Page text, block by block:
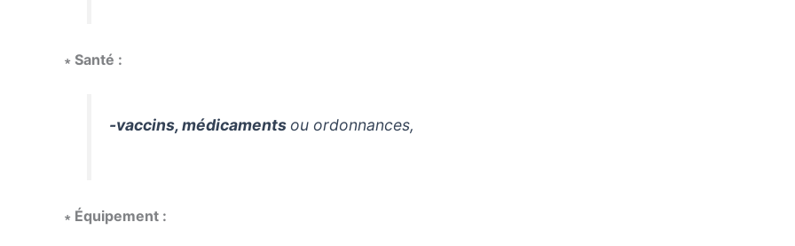
∗ Santé :
-vaccins, médicaments ou ordonnances,
∗ Équipement :